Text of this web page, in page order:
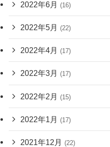
2022年6月 (16)
2022年5月 (22)
2022年4月 (17)
2022年3月 (17)
2022年2月 (15)
2022年1月 (17)
2021年12月 (22)